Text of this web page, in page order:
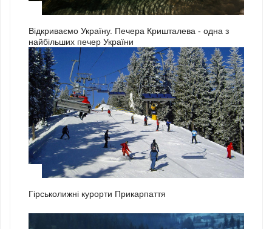
Відкриваємо Україну. Печера Кришталева - одна з
найбільших печер України
Гірськолижні курорти Прикарпаття